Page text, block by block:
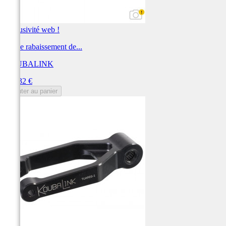
Exclusivité web !
Kit de rabaissement de...
KOUBALINK
279,32 €
Ajouter au panier